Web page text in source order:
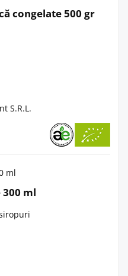
congelate 500 gr
S.R.L.
ml